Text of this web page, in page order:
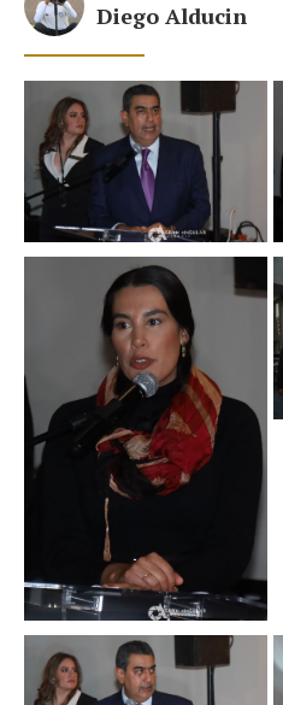
Diego Alducin